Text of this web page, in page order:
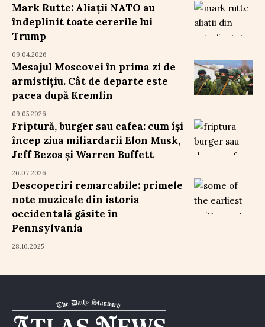
Mark Rutte: Aliații NATO au
îndeplinit toate cererile lui
Trump
09.04.2026
Mesajul Moscovei în prima zi de
armistițiu. Cât de departe este
pacea după Kremlin
09.05.2026
Friptură, burger sau cafea: cum își
încep ziua miliardarii Elon Musk,
Jeff Bezos și Warren Buffett
26.07.2026
Descoperiri remarcabile: primele
note muzicale din istoria
occidentală găsite în
Pennsylvania
28.10.2025